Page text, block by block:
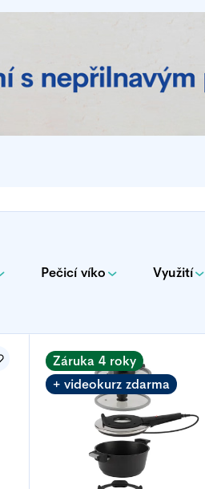
Pečicí víko Využití
Záruka 4 roky
+ videokurz zdarma